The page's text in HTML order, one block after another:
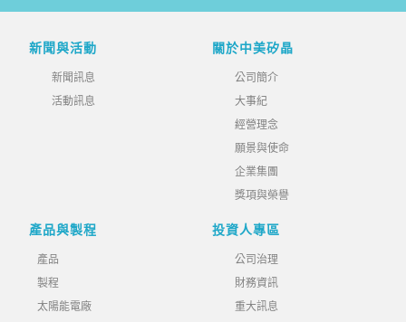
新聞與活動
新聞訊息
活動訊息
關於中美矽晶
公司簡介
大事紀
經營理念
願景與使命
企業集團
獎項與榮譽
產品與製程
產品
製程
太陽能電廠
投資人專區
公司治理
財務資訊
重大訊息